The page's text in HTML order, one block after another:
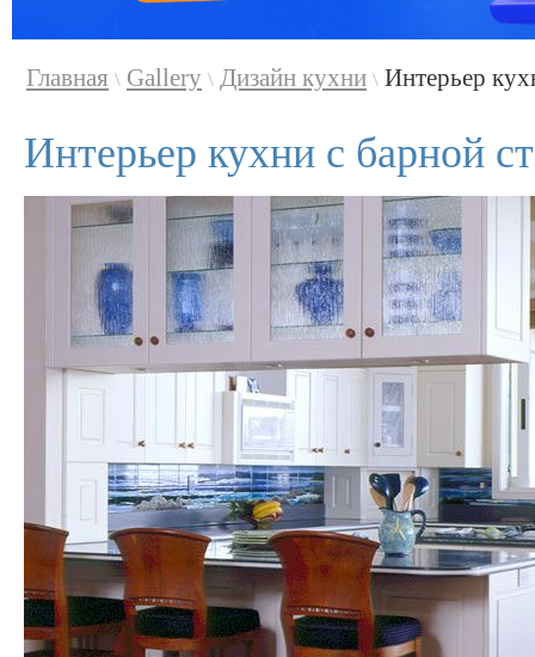
Главная \ Gallery \ Дизайн кухни \ Интерьер
Интерьер кухни с барной